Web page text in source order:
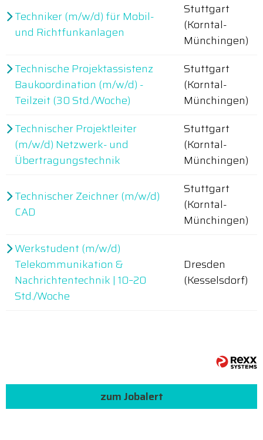
Techniker (m/w/d) für Mobil-
und Richtfunkanlagen
Stuttgart
(Korntal-
Münchingen)
Technische Projektassistenz
Baukoordination (m/w/d) -
Teilzeit (30 Std./Woche)
Stuttgart
(Korntal-
Münchingen)
Technischer Projektleiter
(m/w/d) Netzwerk- und
Übertragungstechnik
Stuttgart
(Korntal-
Münchingen)
Technischer Zeichner (m/w/d)
CAD
Stuttgart
(Korntal-
Münchingen)
Werkstudent (m/w/d)
Telekommunikation &
Nachrichtentechnik | 10–20
Std./Woche
Dresden
(Kesselsdorf)
zum Jobalert